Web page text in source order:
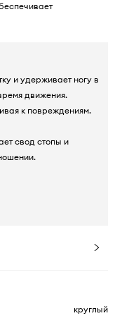
и удерживает ногу в
движения.
к повреждениям.
свод стопы и
круглый